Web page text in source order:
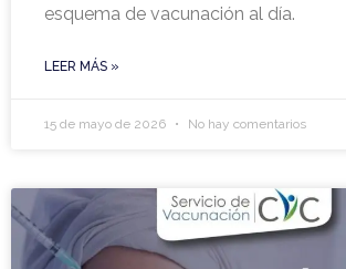
esquema de vacunación al día.
LEER MÁS »
15 de mayo de 2026 No hay comentarios